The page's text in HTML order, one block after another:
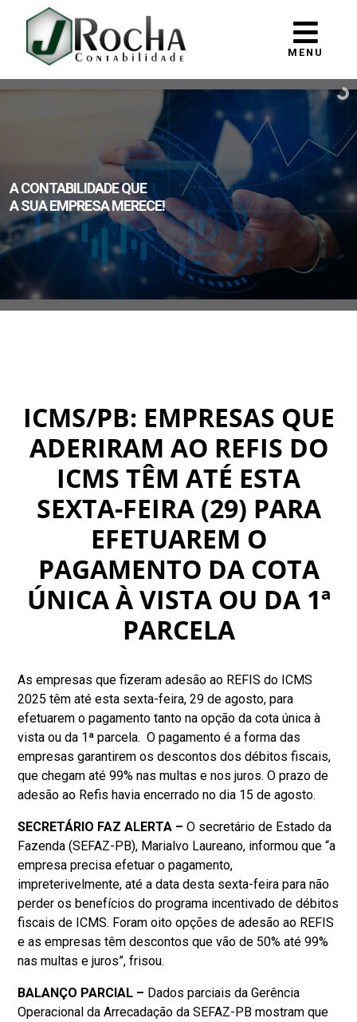
MENU
A CONTABILIDADE QUE
A SUA EMPRESA MERECE!
ICMS/PB: EMPRESAS QUE
ADERIRAM AO REFIS DO
ICMS TÊM ATÉ ESTA
SEXTA-FEIRA (29) PARA
EFETUAREM O
PAGAMENTO DA COTA
ÚNICA À VISTA OU DA 1ª
PARCELA
As empresas que fizeram adesão ao REFIS do ICMS
2025 têm até esta sexta-feira, 29 de agosto, para
efetuarem o pagamento tanto na opção da cota única à
vista ou da 1ª parcela. O pagamento é a forma das
empresas garantirem os descontos dos débitos fiscais,
que chegam até 99% nas multas e nos juros. O prazo de
adesão ao Refis havia encerrado no dia 15 de agosto.
SECRETÁRIO FAZ ALERTA – O secretário de Estado da
Fazenda (SEFAZ-PB), Marialvo Laureano, informou que “a
empresa precisa efetuar o pagamento,
impreterivelmente, até a data desta sexta-feira para não
perder os benefícios do programa incentivado de débitos
fiscais de ICMS. Foram oito opções de adesão ao REFIS
e as empresas têm descontos que vão de 50% até 99%
nas multas e juros”, frisou.
BALANÇO PARCIAL – Dados parciais da Gerência
Operacional da Arrecadação da SEFAZ-PB mostram que